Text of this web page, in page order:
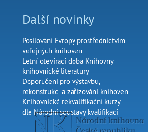
Další novinky
Posilování Evropy prostřednictvím
veřejných knihoven
Letní otevírací doba Knihovny
knihovnické literatury
Doporučení pro výstavbu,
rekonstrukci a zařizování knihoven
Knihovnické rekvalifikační kurzy
dle Národní soustavy kvalifikací